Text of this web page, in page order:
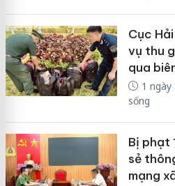
Cục
vụ thu
qua
1
sống
Bị phạt
sẻ
mạng